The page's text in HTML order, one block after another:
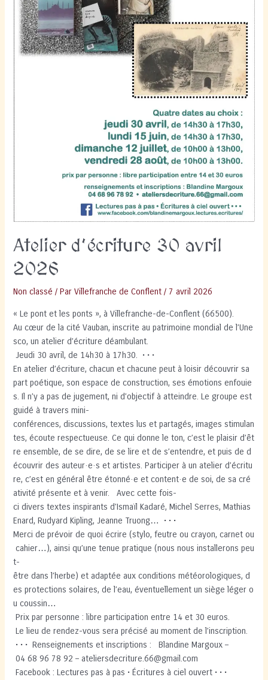
Atelier d’écriture 30 avril
2026
Non classé / ParVillefranche de Conflent / 7 avril 2026
« Le pont et les ponts », à Villefranche-de-Conflent (66500).
Au cœur de la cité Vauban, inscrite au patrimoine mondial de l’Une
sco, un atelier d’écriture déambulant.
Jeudi 30 avril, de 14h30 à 17h30. • • •
En atelier d’écriture, chacun et chacune peut à loisir découvrir sa
part poétique, son espace de construction, ses émotions enfouie
s. Il n’y a pas de jugement, ni d’objectif à atteindre. Le groupe est
guidé à travers mini-
conférences, discussions, textes lus et partagés, images stimulan
tes, écoute respectueuse. Ce qui donne le ton, c’est le plaisir d’êt
re ensemble, de se dire, de se lire et de s’entendre, et puis de d
écouvrir des auteur·e·s et artistes. Participer à un atelier d’écritu
re, c’est en général être étonné·e et content·e de soi, de sa cré
ativité présente et à venir. Avec cette fois-
ci divers textes inspirants d’Ismaïl Kadaré, Michel Serres, Mathias
Enard, Rudyard Kipling, Jeanne Truong… • • •
Merci de prévoir de quoi écrire (stylo, feutre ou crayon, carnet ou
cahier…), ainsi qu’une tenue pratique (nous nous installerons peu
t-
être dans l’herbe) et adaptée aux conditions météorologiques, d
es protections solaires, de l’eau, éventuellement un siège léger o
u coussin…
Prix par personne : libre participation entre 14 et 30 euros.
Le lieu de rendez-vous sera précisé au moment de l’inscription.
• • • Renseignements et inscriptions : Blandine Margoux –
04 68 96 78 92 – ateliersdecriture.66@gmail.com
Facebook : Lectures pas à pas • Écritures à ciel ouvert • • •